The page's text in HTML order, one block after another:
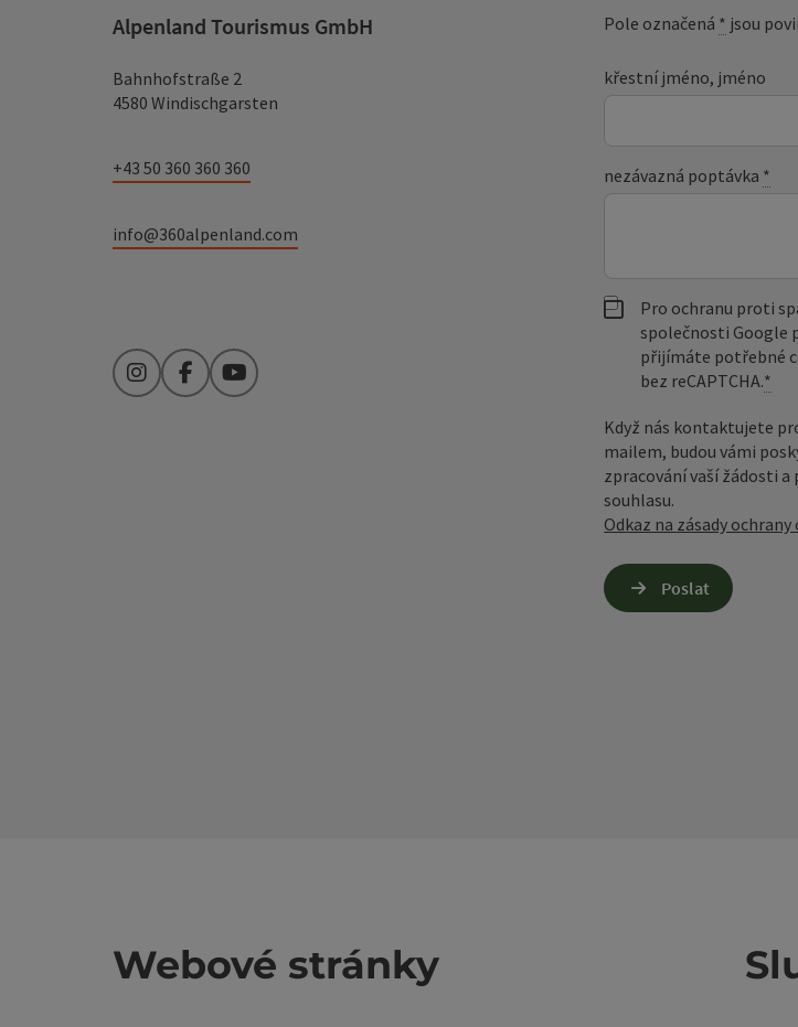
Alpenland Tourismus GmbH
Bahnhofstraße 2
4580 Windischgarsten
+43 50 360 360 360
info@360alpenland.com
InstagramFacebookYouTube
Pole označená * jsou
křestní jméno, jméno
nezávazná poptávka *
Pro ochranu proti
společnosti Google
přijímáte potřebné
bez reCAPTCHA.*
Když nás kontaktujete
mailem, budou vámi
zpracování vaší žádosti
souhlasu.
Odkaz na zásady
Poslat
Webové stránky